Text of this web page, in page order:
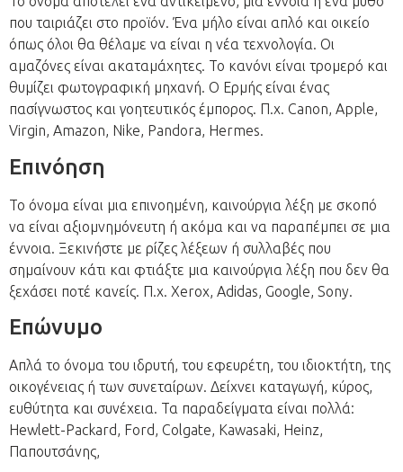
που ταιριάζει στο προϊόν. Ένα μήλο είναι απλό και οικείο
όπως όλοι θα θέλαμε να είναι η νέα τεχνολογία. Οι
αμαζόνες είναι ακαταμάχητες. Το κανόνι είναι τρομερό και
θυμίζει φωτογραφική μηχανή. Ο Ερμής είναι ένας
πασίγνωστος και γοητευτικός έμπορος. Π.χ. Canon, Apple,
Virgin, Amazon, Nike, Pandora, Hermes.
Επινόηση
Το όνομα είναι μια επινοημένη, καινούργια λέξη με σκοπό
να είναι αξιομνημόνευτη ή ακόμα και να παραπέμπει σε μια
έννοια. Ξεκινήστε με ρίζες λέξεων ή συλλαβές που
σημαίνουν κάτι και φτιάξτε μια καινούργια λέξη που δεν θα
ξεχάσει ποτέ κανείς. Π.χ. Xerox, Adidas, Google, Sony.
Επώνυμο
Απλά το όνομα του ιδρυτή, του εφευρέτη, του ιδιοκτήτη, της
οικογένειας ή των συνεταίρων. Δείχνει καταγωγή, κύρος,
ευθύτητα και συνέχεια. Τα παραδείγματα είναι πολλά:
Hewlett-Packard, Ford, Colgate, Kawasaki, Heinz,
Παπουτσάνης,